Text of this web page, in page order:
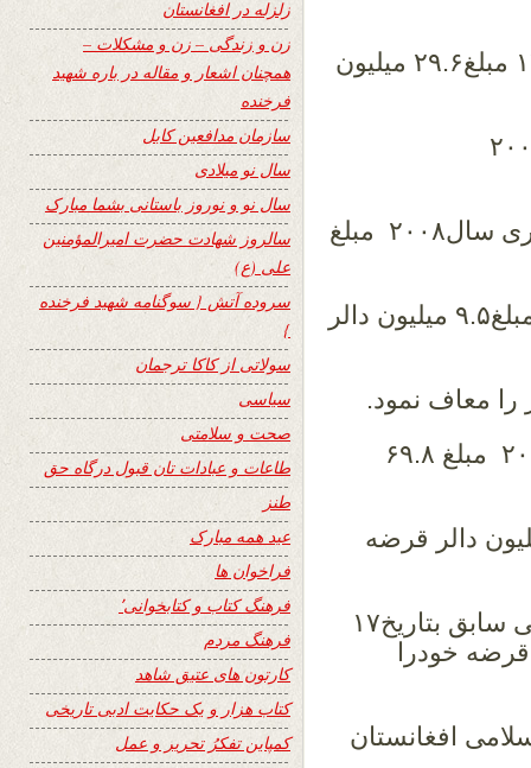
۵. دولت آلمان در ماه حوت سال ۱۳۸۵ مبلغ۲۹.۶ میلیون
در ماه اگست سال۲۰۰۷
۷. دولت عربستان سعودی در ماه جنوری سال۲۰۰۸ مبلغ
۸. دولت عراق در ماه می سال ۲۰۰۸ مبلغ۹.۵ میلیون دالر
۱۰. بانک انکشاف جهانی در ماه می۲۰۱۰ مبلغ ۶۹.۸
متحده مبلغ۱۰۸.۵ میلیون دالر قرضه
قرضه خودرا
افغانستان
زلزله در افغانستان
زن و زندگی – زن و مشکلات –
همچنان اشعار و مقاله در باره شهید
فرخنده
سازمان مدافعین کابل
سال نو میلادی
سال نو و نوروز باستانی بشما مبارک
سالروز شهادت حضرت امیرالمؤمنین
علی (ع)
سروده آتش { سوگنامه شهید فرخنده
}
سولاتی از کاکا ترجمان
سیاسی
صحت و سلامتی
طاعات و عبادات تان قبول درگاه حق
طنز
عید همه مبارک
فراخوان ها
فرهنگ کتاب و کتابخوانی٬
فرهنگ مردم
کارتون های عتیق شاهد
کتاب هزار و یک حکایت ادبی تاریخی
کمپاین تفکرُ تحریر و عمل